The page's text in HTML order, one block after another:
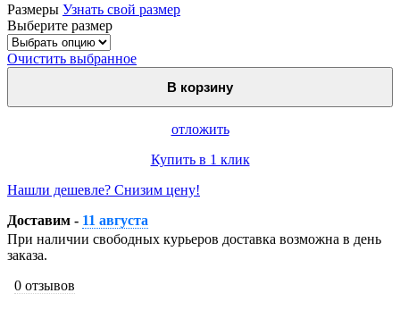
Размеры Узнать свой размер
Выберите размер
Очистить выбранное
В корзину
отложить
Купить в 1 клик
Нашли дешевле? Снизим цену!
Доставим - 11 августа
При наличии свободных курьеров доставка возможна в день
заказа.
0 отзывов